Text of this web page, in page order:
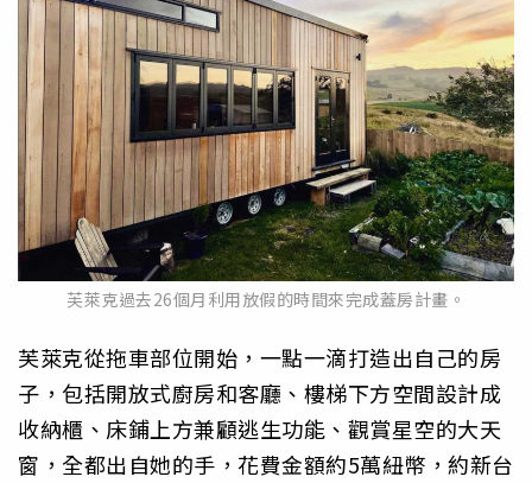
芙萊克過去26個月利用放假的時間來完成蓋房計畫。
芙萊克從拖車部位開始，一點一滴打造出自己的房
子，包括開放式廚房和客廳、樓梯下方空間設計成
收納櫃、床鋪上方兼顧逃生功能、觀賞星空的大天
窗，全都出自她的手，花費金額約5萬紐幣，約新台